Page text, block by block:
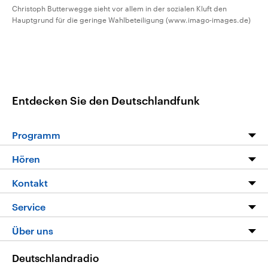
Christoph Butterwegge sieht vor allem in der sozialen Kluft den
Hauptgrund für die geringe Wahlbeteiligung (www.imago-images.de)
Entdecken Sie den Deutschlandfunk
Programm
Programm
Die Nachrichten
Nachrichtenleicht
Neue Beiträge auf dlf.de
Hören
Livestream
Podcasts
Deutschlandfunk App
Nachrichten App
Kontakt
Hörerservice
Service
FAQ
Veranstaltungen
Über uns
Deutschlandradio